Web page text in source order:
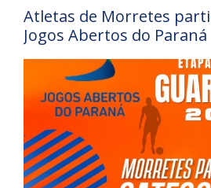
Atletas de Morretes
Jogos Abertos do Paraná